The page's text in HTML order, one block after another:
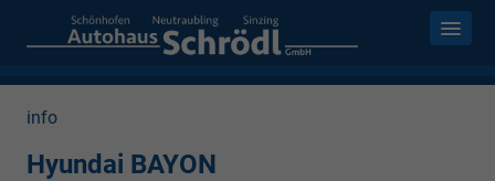
info
Hyundai BAYON